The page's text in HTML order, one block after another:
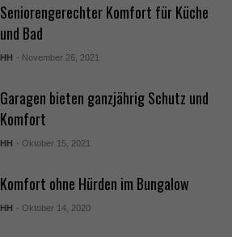
Seniorengerechter Komfort für Küche
und Bad
HH - November 26, 2021
Garagen bieten ganzjährig Schutz und
Komfort
HH - Oktober 15, 2021
Komfort ohne Hürden im Bungalow
HH - Oktober 14, 2020